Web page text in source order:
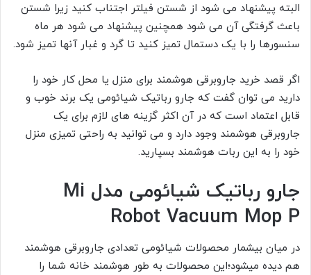
البته پیشنهاد می شود از شستن فیلتر اجتناب کنید زیرا شستن
باعث گرفتگی آن می شود همچنین پیشنهاد می شود هر ماه
سنسورها را با یک دستمال تمیز کنید تا گرد و غبار آنها تمیز شود.
اگر قصد خرید جاروبرقی هوشمند برای منزل یا محل کار خود را
دارید می توان گفت که جارو رباتیک شیائومی یک برند خوب و
قابل اعتماد است که در آن اکثر گزینه های لازم برای یک
جاروبرقی هوشمند وجود دارد و می توانید به راحتی تمیزی منزل
خود را به این ربات هوشمند بسپارید.
جارو رباتیک شیائومی مدل Mi
Robot Vacuum Mop P
در میان بیشمار محصولات شیائومی تعدادی جاروبرقی هوشمند
هم دیده میشود؛این محصولات به طور هوشمند خانه شما را